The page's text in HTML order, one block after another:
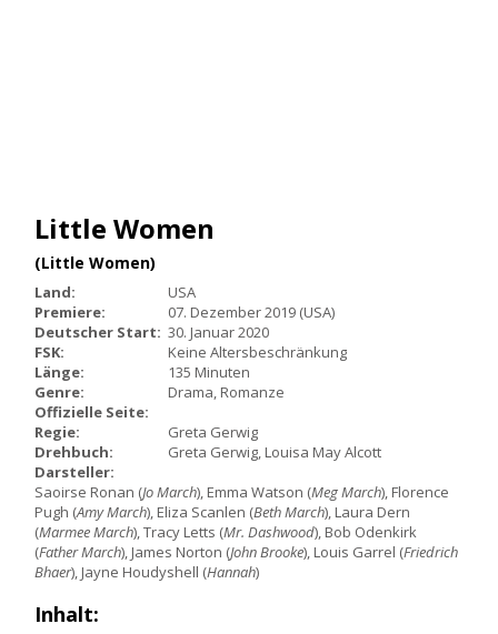
Little Women
(Little Women)
Land:
USA
Premiere:
07. Dezember 2019 (USA)
Deutscher Start: 30. Januar 2020
FSK:
Keine Altersbeschränkung
Länge:
135 Minuten
Genre:
Drama, Romanze
Offizielle Seite:
Regie:
Greta Gerwig
Drehbuch:
Greta Gerwig, Louisa May Alcott
Darsteller:
Saoirse Ronan (Jo March), Emma Watson (Meg March), Florence
Pugh (Amy March), Eliza Scanlen (Beth March), Laura Dern
(Marmee March), Tracy Letts (Mr. Dashwood), Bob Odenkirk
(Father March), James Norton (John Brooke), Louis Garrel (Friedrich
Bhaer), Jayne Houdyshell (Hannah)
Inhalt: